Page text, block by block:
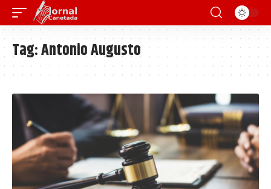
Tag:Antonio Augusto